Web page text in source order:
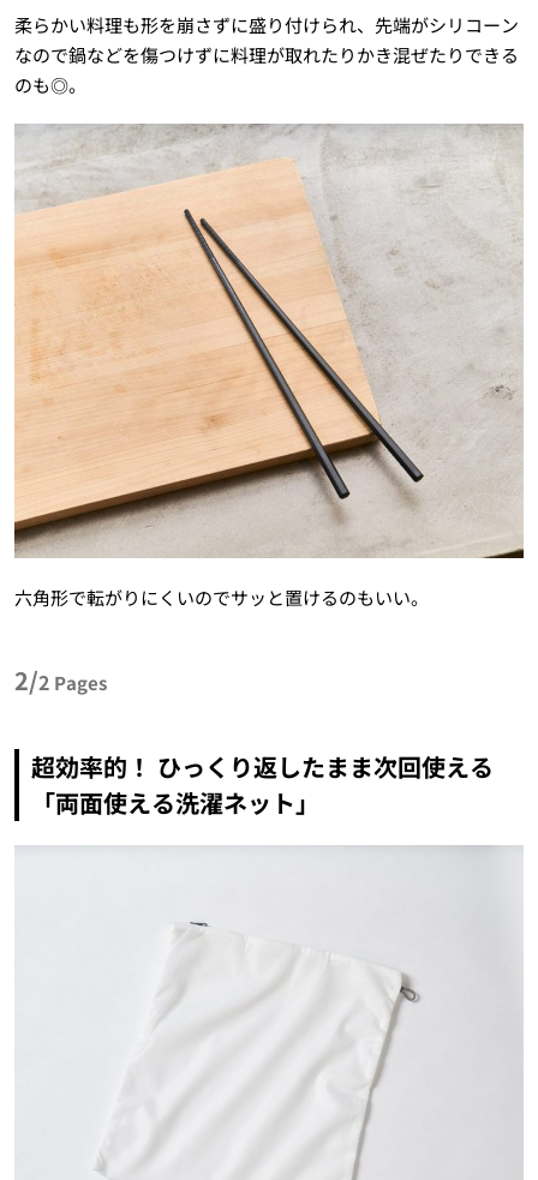
柔らかい料理も形を崩さずに盛り付けられ、先端がシリコーン
なので鍋などを傷つけずに料理が取れたりかき混ぜたりできる
のも◎。
六角形で転がりにくいのでサッと置けるのもいい。
2/2 Pages
超効率的！ ひっくり返したまま次回使える
「両面使える洗濯ネット」